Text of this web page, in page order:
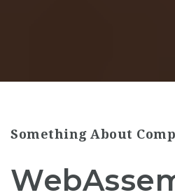
Something About